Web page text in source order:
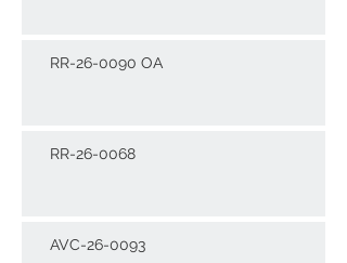
RR-26-0090 OA
RR-26-0068
AVC-26-0093